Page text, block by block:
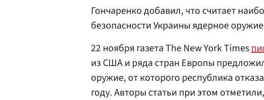
Гончаренко добавил, что считает
безопасности Украины ядерное
22 ноября газета The New York Times
из США и ряда стран Европы
оружие, от которого республика
году. Авторы статьи при этом